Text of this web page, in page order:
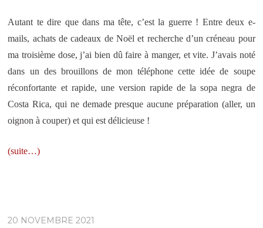
Autant te dire que dans ma tête, c’est la guerre ! Entre deux e-
mails, achats de cadeaux de Noël et recherche d’un créneau pour
ma troisième dose, j’ai bien dû faire à manger, et vite. J’avais noté
dans un des brouillons de mon téléphone cette idée de soupe
réconfortante et rapide, une version rapide de la sopa negra de
Costa Rica, qui ne demade presque aucune préparation (aller, un
oignon à couper) et qui est délicieuse !
(suite…)
20 NOVEMBRE 2021